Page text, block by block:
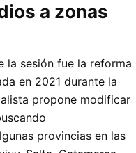
a zonas
la sesión fue la reforma
en 2021 durante la
propone modificar
provincias en las